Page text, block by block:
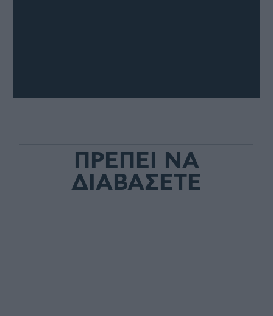
ΠΡΕΠΕΙ ΝΑ
ΔΙΑΒΑΣΕΤΕ